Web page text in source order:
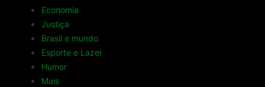
Economia
Justiça
Brasil e mundo
Esporte e Lazer
Humor
Mais